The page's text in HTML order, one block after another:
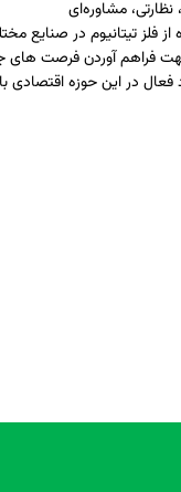
مشاوره‌ای
فلز تیتانیوم در صنایع
فراهم آوردن فرصت
فعال در این حوزه اقتصادی